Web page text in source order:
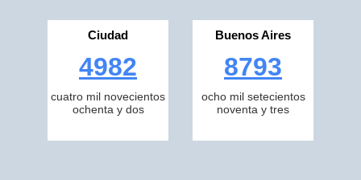
Ciudad
4982
cuatro mil novecientos
ochenta y dos
Buenos Aires
8793
ocho mil setecientos
noventa y tres